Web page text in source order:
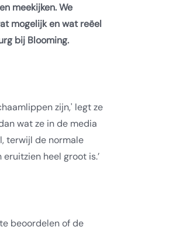
meekijken. We
mogelijk en wat reëel
bij Blooming.
zijn,' legt ze
wat ze in de media
terwijl de normale
heel groot is.’
beoordelen of de